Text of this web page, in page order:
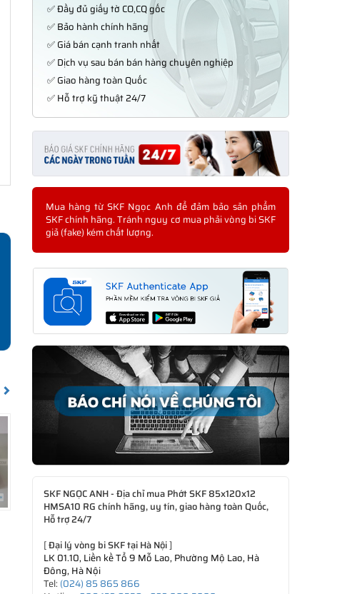
Previous
✅ Đầy đủ giấy tờ CO,CQ gốc
✅ Bảo hành chính hãng
✅ Giá bán cạnh tranh nhất
✅ Dịch vụ sau bán bán hàng chuyên nghiệp
✅ Giao hàng toàn Quốc
✅ Hỗ trợ kỹ thuật 24/7
Mua hàng từ SKF Ngọc Anh để đảm bảo sản phẩm
SKF chính hãng. Tránh nguy cơ mua phải vòng bi SKF
giả (fake) kém chất lượng.
SKF NGỌC ANH - Địa chỉ mua Phớt SKF 85x120x12
HMSA10 RG chính hãng, uy tín, giao hàng toàn Quốc,
Hỗ trợ 24/7
[Đại lý vòng bi SKF tại Hà Nội]
LK 01.10, Liền kề Tổ 9 Mỗ Lao, Phường Mộ Lao, Hà
Đông, Hà Nội
Tel: (024) 85 865 866